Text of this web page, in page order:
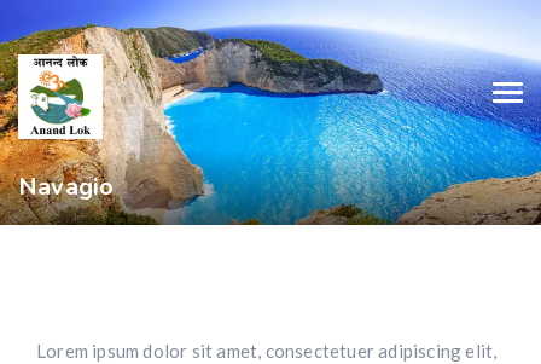
Navagio
Lorem ipsum dolor sit amet, consectetuer adipiscing elit,